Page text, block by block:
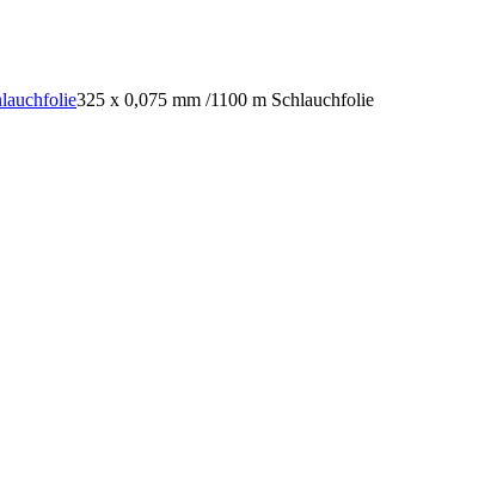
325 x 0,075 mm /1100 m Schlauchfolie